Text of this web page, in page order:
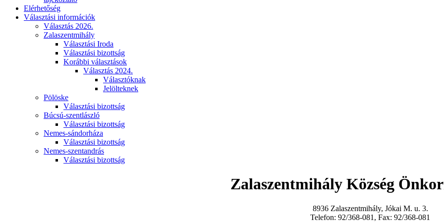
Elérhetőség
Választási információk
Választás 2026.
Zalaszentmihály
Választási Iroda
Választási bizottság
Korábbi választások
Választás 2024.
Választóknak
Jelölteknek
Pölöske
Választási bizottság
Búcsú-szentlászló
Választási bizottság
Nemes-sándorháza
Választási bizottság
Nemes-szentandrás
Választási bizottság
Zalaszentmihály Község
8936 Zalaszentmihály, Jókai M. u. 3.
Telefon: 92/368-081, Fax: 92/368-081